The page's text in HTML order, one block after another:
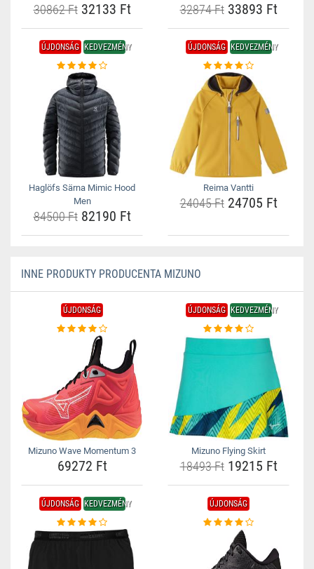
30862 Ft32133 Ft 32874 Ft33893 Ft
ÚJDONSÁG KEDVEZMÉNY
Haglöfs Särna Mimic Hood
Men
84500 Ft82190 Ft
ÚJDONSÁG KEDVEZMÉNY
Reima Vantti
24045 Ft24705 Ft
INNE PRODUKTY PRODUCENTA MIZUNO
ÚJDONSÁG
Mizuno Wave Momentum 3
69272 Ft
ÚJDONSÁG KEDVEZMÉNY
Mizuno Flying Skirt
18493 Ft19215 Ft
ÚJDONSÁG KEDVEZMÉNY ÚJDONSÁG